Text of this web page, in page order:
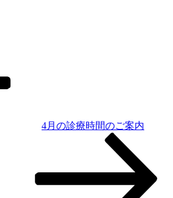
4月の診療時間のご案内